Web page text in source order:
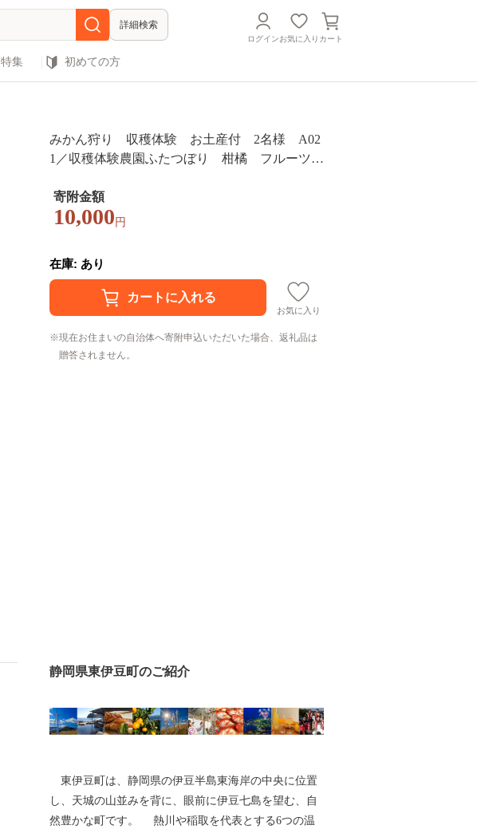
詳細検索
ログインお気に入り カート
特集 初めての方
みかん狩り 収穫体験 お土産付 2名様 A02
1／収穫体験農園ふたつぼり 柑橘 フルーツ
寄附金額
10,000 円
在庫: あり
お気に入り
現在お住まいの自治体へ寄附申込いただいた場合、返礼品は
贈答されません。
静岡県東伊豆町のご紹介
東伊豆町は、静岡県の伊豆半島東海岸の中央に位置
し、天城の山並みを背に、眼前に伊豆七島を望む、自
然豊かな町です。 熱川や稲取を代表とする6つの温